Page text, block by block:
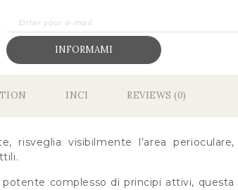
INFORMAMI
INCI REVIEWS (0)
visibilmente l’area perioculare,
complesso di principi attivi, questa